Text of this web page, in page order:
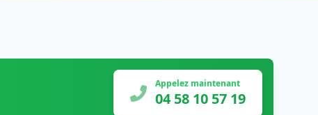
Appelez maintenant
04 58 10 57 19